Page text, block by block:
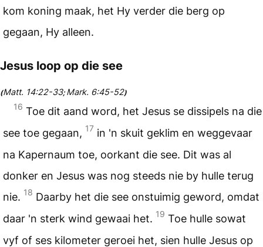
kom koning maak, het Hy verder die berg op
gegaan, Hy alleen.
Jesus loop op die see
(Matt. 14:22-33;Mark. 6:45-52)
16 Toe dit aand word, het Jesus se dissipels na die
see toe gegaan, 17 in 'n skuit geklim en weggevaar
na Kapernaum toe, oorkant die see. Dit was al
donker en Jesus was nog steeds nie by hulle terug
nie. 18 Daarby het die see onstuimig geword, omdat
daar 'n sterk wind gewaai het. 19 Toe hulle sowat
vyf of ses kilometer geroei het, sien hulle Jesus op